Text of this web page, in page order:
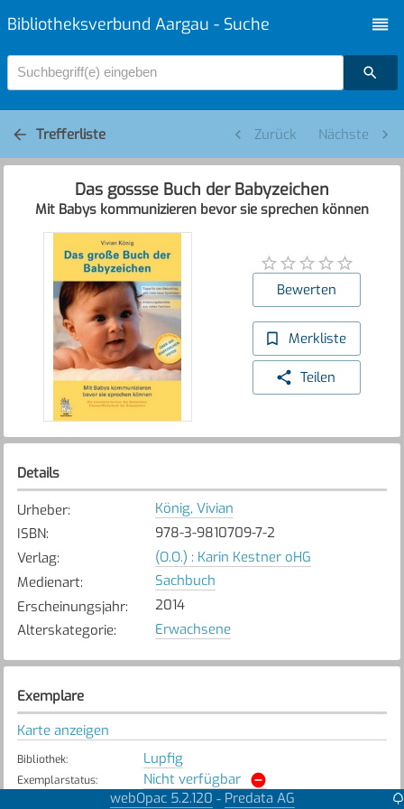
Bibliotheksverbund Aargau - Suche
Suchbegriff(e) eingeben
Trefferliste Zurück Nächste
Das gossse Buch der Babyzeichen
Mit Babys kommunizieren bevor sie sprechen können
Bewerten
Merkliste
Teilen
Details
Urheber:
König, Vivian
ISBN:
978-3-9810709-7-2
Verlag:
(O.O.) : Karin Kestner oHG
Medienart:
Sachbuch
Erscheinungsjahr:
2014
Alterskategorie: Erwachsene
Exemplare
Karte anzeigen
Bibliothek: Lupfig
Exemplarstatus:
Nicht verfügbar
webOpac 5.2.120 - Predata AG